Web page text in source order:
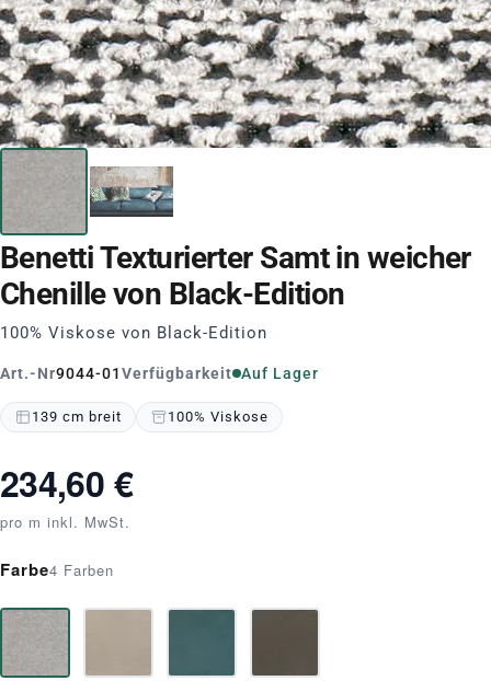
Benetti Texturierter Samt in weicher
Chenille von Black-Edition
100% Viskose von Black-Edition
Art.-Nr9044-01Verfügbarkeit Auf Lager
139 cm breit 100% Viskose
234,60 €
pro m inkl. MwSt.
Farbe4 Farben